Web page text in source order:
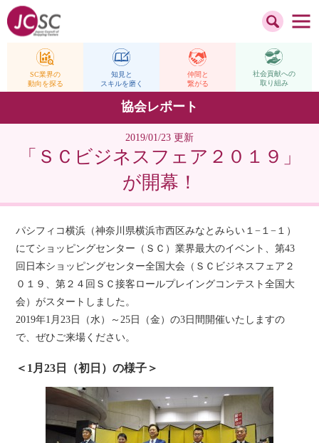
SC業界の
動向を探る
知見と
スキルを磨く
仲間と
繋がる
社会貢献への
取り組み
協会レポート
2019/01/23 更新
「ＳＣビジネスフェア２０１９」
が開幕！
パシフィコ横浜（神奈川県横浜市西区みなとみらい１−１−１）
にてショッピングセンター（ＳＣ）業界最大のイベント、第43
回日本ショッピングセンター全国大会（ＳＣビジネスフェア２
０１９、第２４回ＳＣ接客ロールプレイングコンテスト全国大
会）がスタートしました。
2019年1月23日（水）～25日（金）の3日間開催いたしますの
で、ぜひご来場ください。
＜1月23日（初日）の様子＞